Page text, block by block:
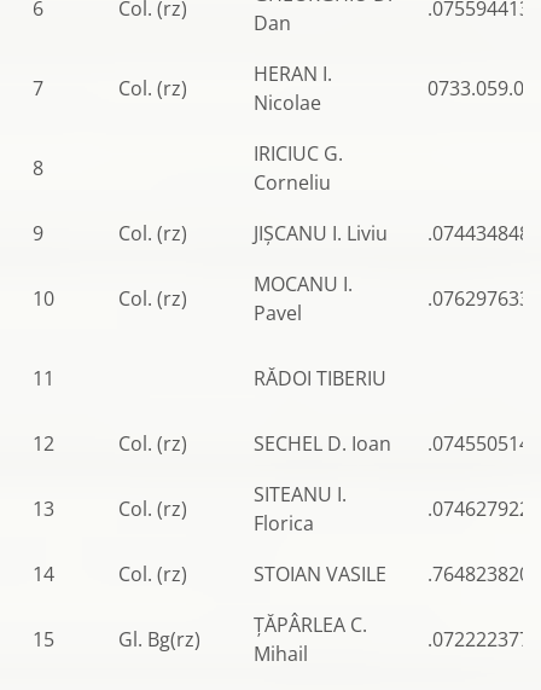
6 Col. (rz)
Dan
.0755944138
7 Col. (rz)
HERAN I.
Nicolae
8
IRICIUC G.
Corneliu
9
Col. (rz) JIȘCANU I. Liviu .0744348483
10 Col. (rz)
MOCANU I.
Pavel
.0762976338
11 RĂDOI TIBERIU
12 Col. (rz) SECHEL D. Ioan .0745505148
13 Col. (rz)
SITEANU I.
Florica
.0746279225
14 Col. (rz) STOIAN VASILE .764823820
15 Gl. Bg(rz)
ȚĂPÂRLEA C.
Mihail
.0722223775